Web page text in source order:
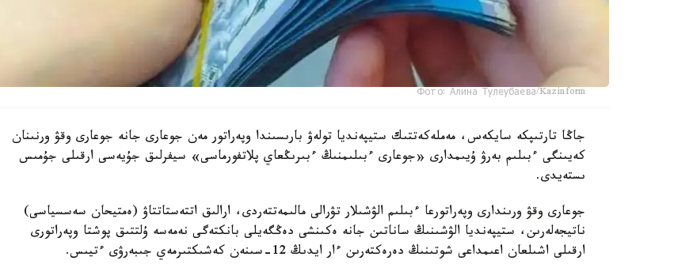
Фото: Алина Тулеубаева/Kazinform
جاڭا تارتىپكە سايكەس، مەملەكەتتىك ستيپەنديا تولەۋ بارىسىندا وپەراتور مەن جوعارى جانە جوعارى وقۋ ورنىنان
كەيىنگى ءبىلىم بەرۋ ۇيىمدارى «جوعارى ءبىلىمنىڭ ءبىرىڭعاي پلاتفورماسى» سيفرلىق جۇيەسى ارقىلى جۇمىس
ىستەيدى.
جوعارى وقۋ ورىندارى وپەراتورعا ءبىلىم الۋشىلار تۋرالى مالىمەتتەردى، ارالىق اتتەستاتتاۋ (ەمتيحان سەسسياسى)
ناتيجەلەرىن، ستيپەنديا الۋشىنىڭ ساناتىن جانە ەكىنشى دەڭگەيلى بانكتەگى نەمەسە ۇلتتىق پوشتا وپەراتورى
ارقىلى اشىلعان اعىمداعى شوتىنىڭ دەرەكتەرىن ءار ايدىڭ 12-سىنەن كەشىكتىرمەي جىبەرۋى ءتيىس.